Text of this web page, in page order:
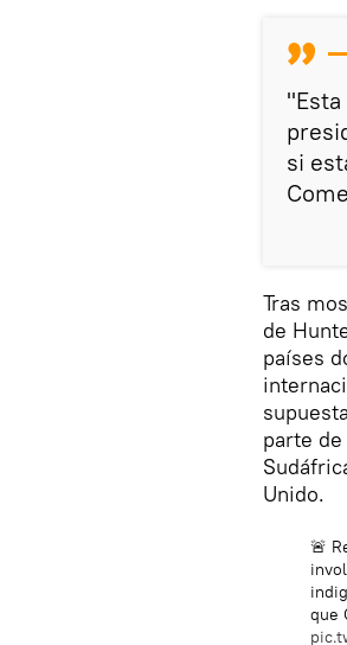
si
Tras
de
países
parte
Unido.
🚨
que